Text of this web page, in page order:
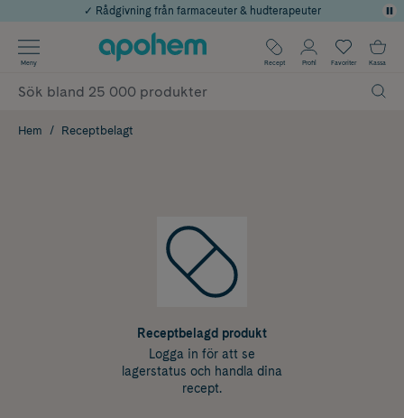
Årets Butik 2025 inom Skönhet
Använd kod: SOMMAR20 för 20% över 649kr
✓ Rådgivning från farmaceuter & hudterapeuter
✓ Poäng på alla köp*
Meny Recept Profil Favoriter Kassa
Hem Receptbelagt
Receptbelagd produkt
Logga in för att se
lagerstatus och handla dina
recept.